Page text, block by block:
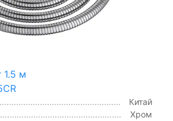
1.5 м
Китай
Хром